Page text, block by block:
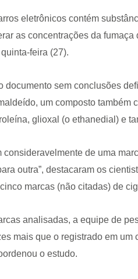
eletrônicos contém
as concentrações da
feira (27).
documento sem conclusões
um composto também
glioxal (o ethanedial) e
consideravelmente de uma
outra”, destacaram os
marcas (não citadas) de
analisadas, a equipe de
mais que o registrado em
o estudo.